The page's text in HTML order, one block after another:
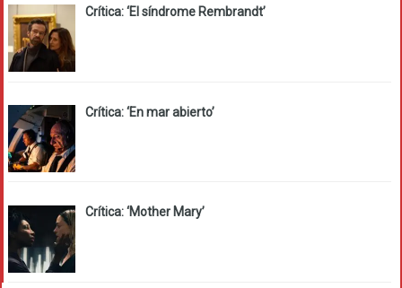
Crítica: ‘El síndrome Rembrandt’
Crítica: ‘En mar abierto’
Crítica: ‘Mother Mary’